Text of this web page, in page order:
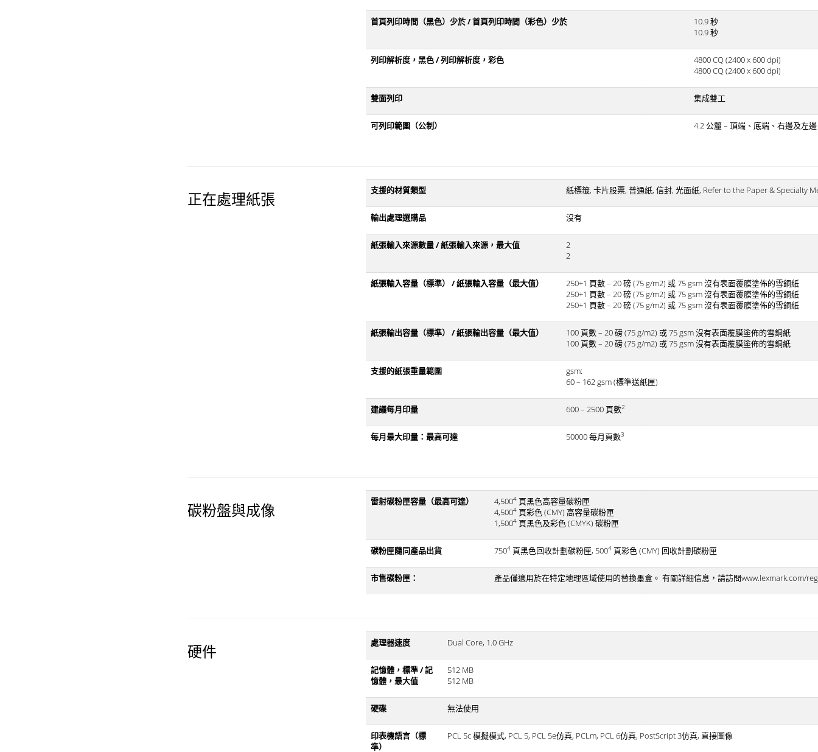
首頁列印時間（黑色）少於 / 首頁列印時間（彩色）少於
10.9 秒
10.9 秒
列印解析度，黑色 / 列印解析度，彩色
4800 CQ (2400 x 600 dpi)
4800 CQ (2400 x 600 dpi)
雙面列印 集成雙工
可列印範圍（公制） 4.2 公釐 – 頂端、底端、右邊及左
正在處理紙張 支援的材質類型 紙標籤, 卡片股票, 普通紙, 信封, 光面紙, Refer to the Paper & Specialty
輸出處理選購品 沒有
紙張輸入來源數量 / 紙張輸入來源，最大值
2
2
紙張輸入容量（標準） / 紙張輸入容量（最大值）
250+1 頁數 – 20 磅 (75 g/m2) 或 75 gsm 沒有表面覆膜塗佈的雪銅紙
250+1 頁數 – 20 磅 (75 g/m2) 或 75 gsm 沒有表面覆膜塗佈的雪銅紙
250+1 頁數 – 20 磅 (75 g/m2) 或 75 gsm 沒有表面覆膜塗佈的雪銅紙
紙張輸出容量（標準） / 紙張輸出容量（最大值）
100 頁數 – 20 磅 (75 g/m2) 或 75 gsm 沒有表面覆膜塗佈的雪銅紙
100 頁數 – 20 磅 (75 g/m2) 或 75 gsm 沒有表面覆膜塗佈的雪銅紙
支援的紙張重量範圍
gsm:
60 – 162 gsm (標準送紙匣)
建議每月印量 600 – 2500 頁數2
每月最大印量：最高可達 50000 每月頁數3
碳粉盤與成像 雷射碳粉匣容量（最高可達） 4,5004頁黑色高容量碳粉匣
4,5004頁彩色 (CMY) 高容量碳粉匣
1,5004頁黑色及彩色 (CMYK) 碳粉匣
碳粉匣隨同產品出貨 7504頁黑色回收計劃碳粉匣, 5004頁彩色 (CMY) 回收計劃碳粉匣
市售碳粉匣： 產品僅適用於在特定地理區域使用的替換墨盒。 有關詳細信息，請訪問www.lexmark.com/
硬件 處理器速度 Dual Core, 1.0 GHz
記憶體，標準 / 記
憶體，最大值
512 MB
512 MB
硬碟 無法使用
印表機語言（標
準）
PCL 5c 模擬模式, PCL 5, PCL 5e仿真, PCLm, PCL 6仿真, PostScript 3仿真, 直接圖像